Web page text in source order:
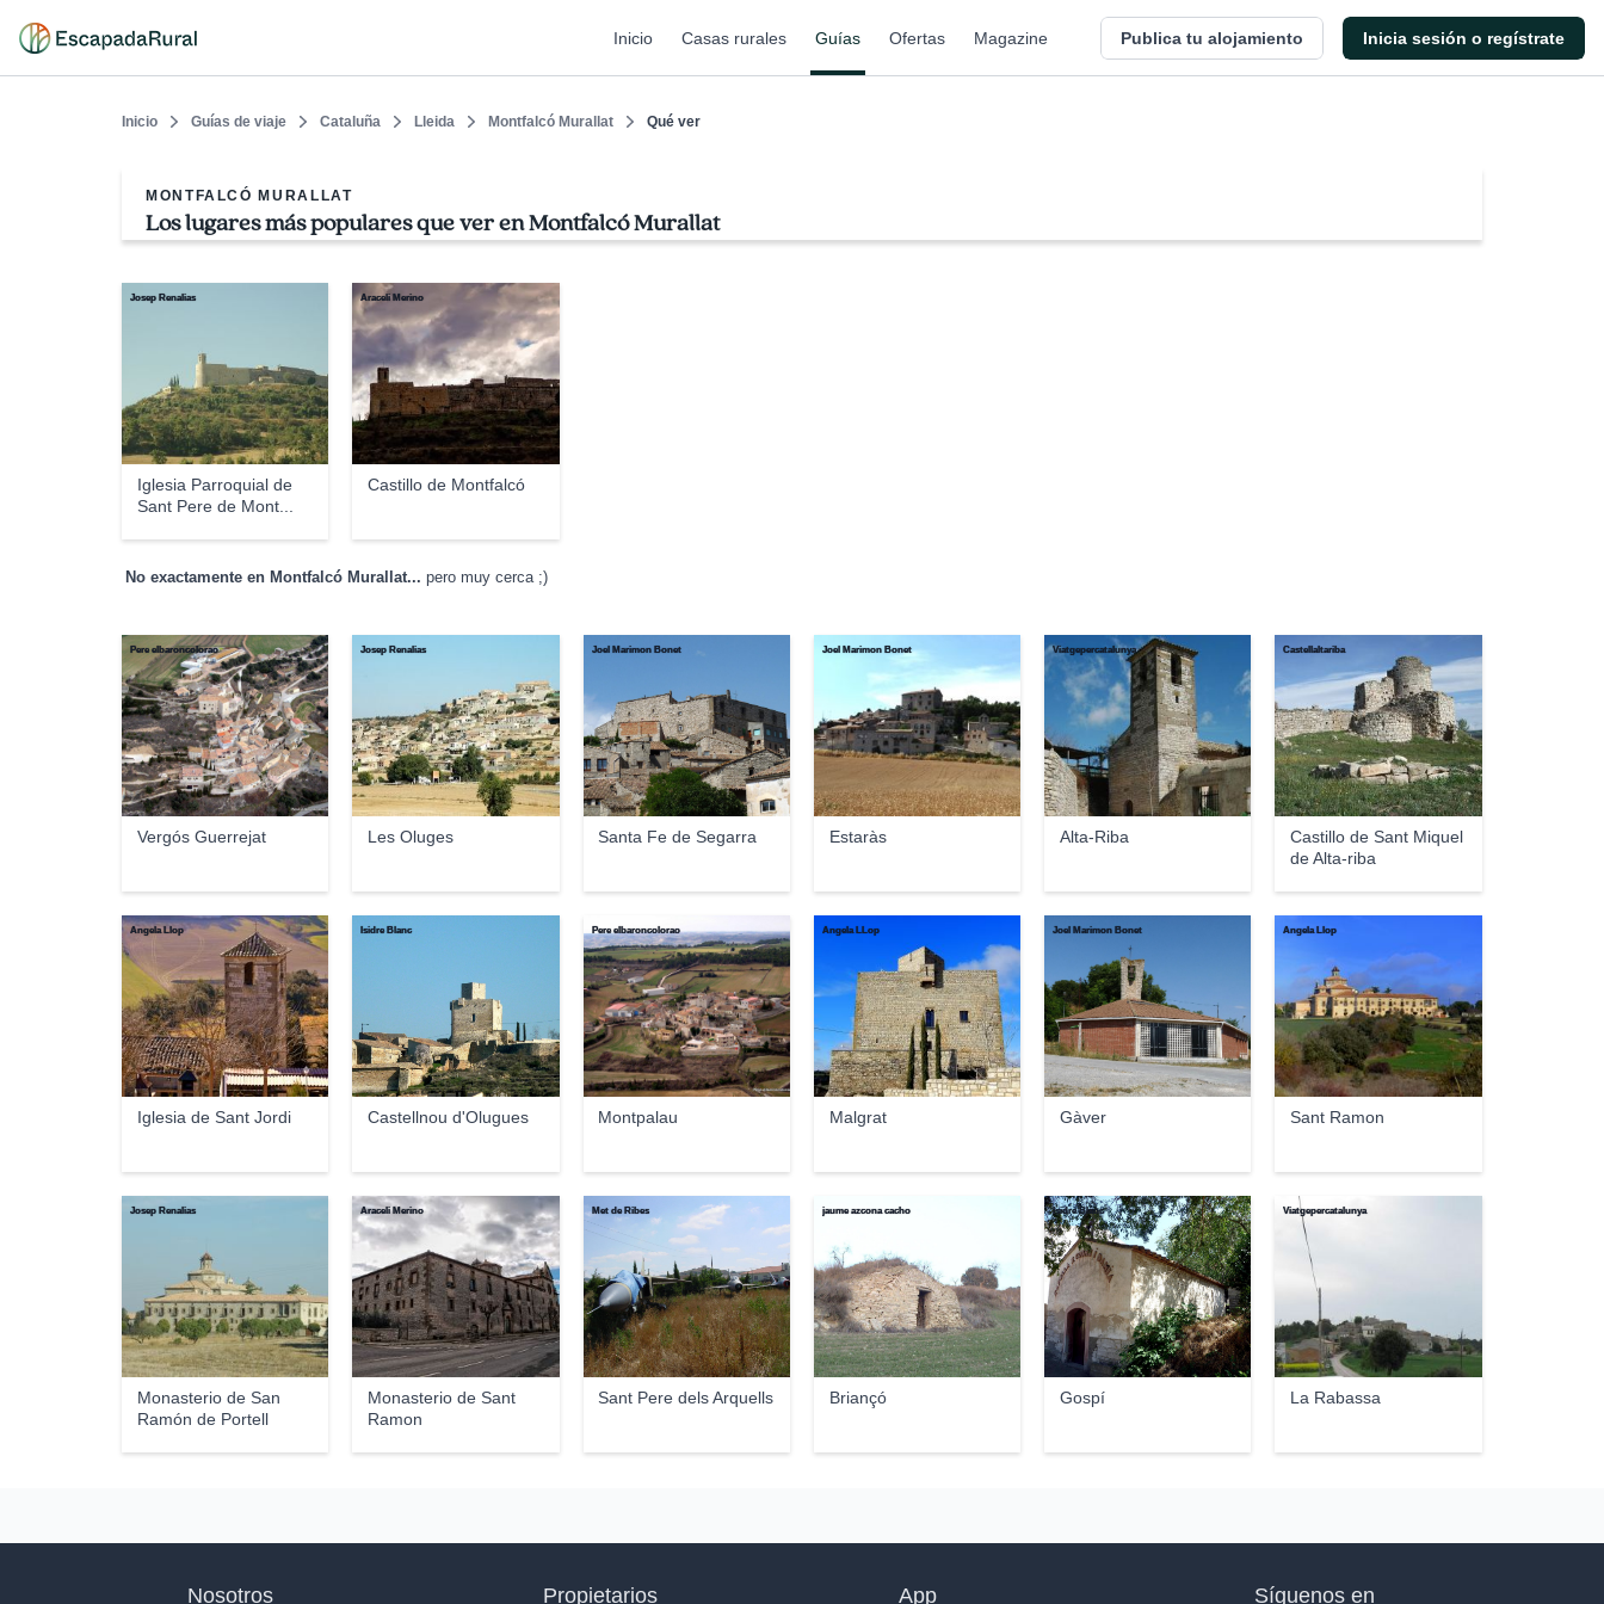
Inicio Casas rurales Guías Ofertas Magazine Publica tu alojamiento Inicia sesión o regístrate
Inicio Guías de viaje Cataluña Lleida Montfalcó Murallat Qué ver
MONTFALCÓ MURALLAT
Los lugares más populares que ver en Montfalcó Murallat
Iglesia Parroquial de
Sant Pere de Mont...
Josep Renalias
Castillo de Montfalcó
Araceli Merino
No exactamente en Montfalcó Murallat... pero muy cerca ;)
Vergós Guerrejat
Pere elbaroncolorao
Les Oluges
Josep Renalias
Santa Fe de Segarra
Joel Marimon Bonet
Estaràs
Joel Marimon Bonet
Alta-Riba
Viatgepercatalunya
Castillo de Sant Miquel
de Alta-riba
Castellaltariba
Iglesia de Sant Jordi
Angela Llop
Castellnou d'Olugues
Isidre Blanc
Montpalau
Pere elbaroncolorao
Malgrat
Angela LLop
Gàver
Joel Marimon Bonet
Sant Ramon
Angela Llop
Monasterio de San
Ramón de Portell
Josep Renalias
Monasterio de Sant
Ramon
Araceli Merino
Sant Pere dels Arquells
Met de Ribes
Briançó
jaume azcona cacho
Gospí
Isidre Blanc
La Rabassa
Viatgepercatalunya
Nosotros Propietarios App Síguenos en